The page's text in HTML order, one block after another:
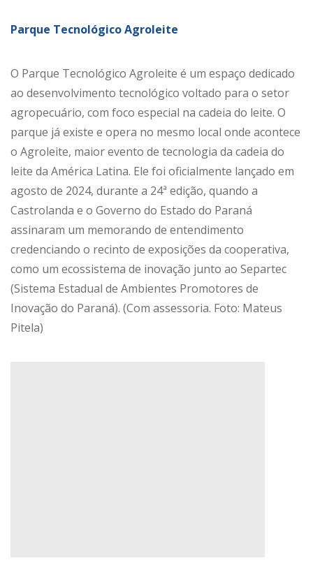
Parque Tecnológico Agroleite
O Parque Tecnológico Agroleite é um espaço dedicado
ao desenvolvimento tecnológico voltado para o setor
agropecuário, com foco especial na cadeia do leite. O
parque já existe e opera no mesmo local onde acontece
o Agroleite, maior evento de tecnologia da cadeia do
leite da América Latina. Ele foi oficialmente lançado em
agosto de 2024, durante a 24ª edição, quando a
Castrolanda e o Governo do Estado do Paraná
assinaram um memorando de entendimento
credenciando o recinto de exposições da cooperativa,
como um ecossistema de inovação junto ao Separtec
(Sistema Estadual de Ambientes Promotores de
Inovação do Paraná). (Com assessoria. Foto: Mateus
Pitela)